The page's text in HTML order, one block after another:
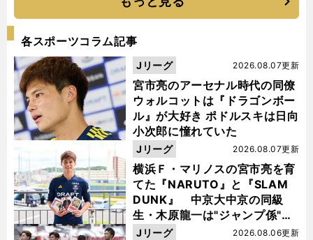
各スポーツコラム記事
宮市亮のアーセナル時代の同僚
ウォルコットは『ドラゴンボー
ル』が大好き ポドルスキは日向
小次郎に憧れていた
2026.08.07更新
Jリーグ
横浜Ｆ・マリノスの宮市亮を育
てた『NARUTO』と『SLAM
DUNK』 中京大中京の同級
生・木原龍一は"ジャンプ係"だ
った
2026.08.07更新
Jリーグ
2026.08.06更新
Jリーグ